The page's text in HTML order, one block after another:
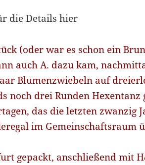
die Details hier
(oder war es schon ein
auch A. dazu kam,
Blumenzwiebeln auf
noch drei Runden Hexentanz
das die letzten zwanzig
im Gemeinschaftsraum
gepackt, anschließend mit